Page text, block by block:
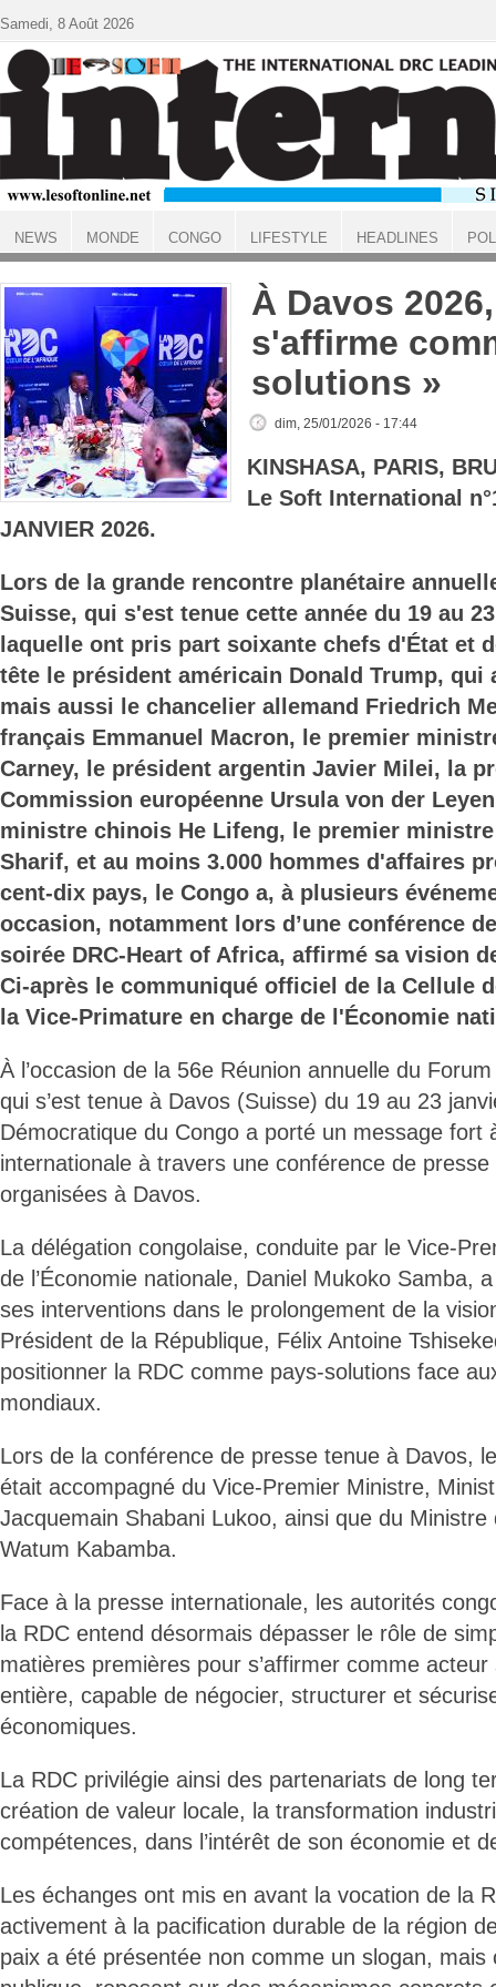
ACCUEIL
À Davos
s'affirme
solutions »
dim, 25/01/2026 - 17:44
KINSHASA, PARIS,
Le Soft International
JANVIER 2026.
Lors de la grande rencontre planétaire
Suisse, qui s'est tenue cette année du 19 au
laquelle ont pris part soixante chefs d'État et
tête le président américain Donald Trump, qui
mais aussi le chancelier allemand Friedrich
français Emmanuel Macron, le premier
Carney, le président argentin Javier Milei, la
Commission européenne Ursula von der
ministre chinois He Lifeng, le premier
Sharif, et au moins 3.000 hommes d'affaires
cent-dix pays, le Congo a, à plusieurs
occasion, notamment lors d’une conférence
soirée DRC-Heart of Africa, affirmé sa vision
Ci-après le communiqué officiel de la Cellule
la Vice-Primature en charge de l'Économie
À l’occasion de la 56e Réunion annuelle du
qui s’est tenue à Davos (Suisse) du 19 au 23
Démocratique du Congo a porté un message fort
internationale à travers une conférence de
organisées à Davos.
La délégation congolaise, conduite par le Vice-
de l’Économie nationale, Daniel Mukoko Samba,
ses interventions dans le prolongement de la
Président de la République, Félix Antoine
positionner la RDC comme pays-solutions face
mondiaux.
Lors de la conférence de presse tenue à Davos,
était accompagné du Vice-Premier Ministre,
Jacquemain Shabani Lukoo, ainsi que du Ministre
Watum Kabamba.
Face à la presse internationale, les autorités
la RDC entend désormais dépasser le rôle de
matières premières pour s’affirmer comme
entière, capable de négocier, structurer et
économiques.
La RDC privilégie ainsi des partenariats de long
création de valeur locale, la transformation
compétences, dans l’intérêt de son économie et
Les échanges ont mis en avant la vocation de la
activement à la pacification durable de la région
paix a été présentée non comme un slogan, mais
Samedi, 8 Août 2026
NEWS MONDE CONGO LIFESTYLE HEADLINES